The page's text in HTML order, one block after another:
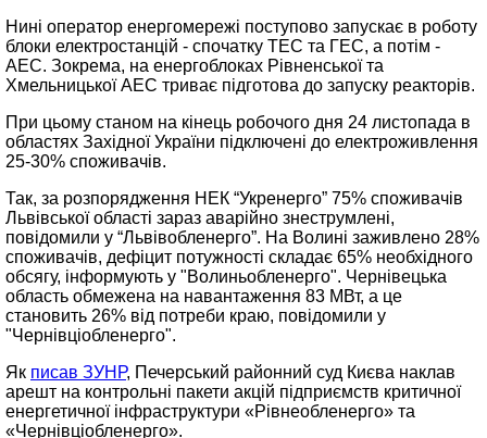
Нині оператор енергомережі поступово запускає в роботу
блоки електростанцій - спочатку ТЕС та ГЕС, а потім -
АЕС. Зокрема, на енергоблоках Рівненської та
Хмельницької АЕС триває підготова до запуску реакторів.
При цьому станом на кінець робочого дня 24 листопада в
областях Західної України підключені до електроживлення
25-30% споживачів.
Так, за розпорядження НЕК “Укренерго” 75% споживачів
Львівської області зараз аварійно знеструмлені,
повідомили у “Львівобленерго”. На Волині заживлено 28%
споживачів, дефіцит потужності складає 65% необхідного
обсягу, інформують у "Волиньобленерго". Чернівецька
область обмежена на навантаження 83 МВт, а це
становить 26% від потреби краю, повідомили у
"Чернівціобленерго".
Як писав ЗУНР, Печерський районний суд Києва наклав
арешт на контрольні пакети акцій підприємств критичної
енергетичної інфраструктури «Рівнеобленерго» та
«Чернівціобленерго».